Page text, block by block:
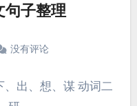
句子整理
没有评论
出、想、谋 动词二